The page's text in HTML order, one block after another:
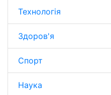
Технологія
Здоров'я
Спорт
Наука